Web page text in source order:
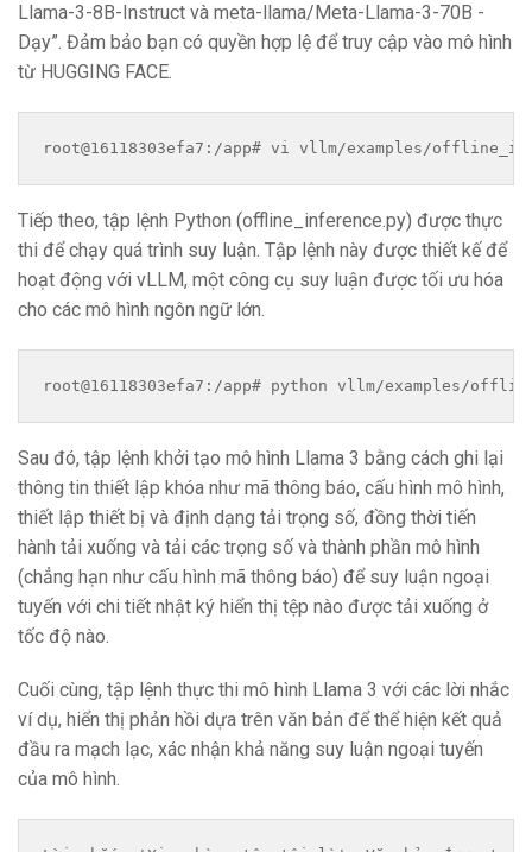
Llama-3-8B-Instruct và meta-llama/Meta-Llama-3-70B -
Dạy”. Đảm bảo bạn có quyền hợp lệ để truy cập vào mô hình
từ HUGGING FACE.
root@16118303efa7:/app# vi vllm/examples/
Tiếp theo, tập lệnh Python (offline_inference.py) được thực
thi để chạy quá trình suy luận. Tập lệnh này được thiết kế để
hoạt động với vLLM, một công cụ suy luận được tối ưu hóa
cho các mô hình ngôn ngữ lớn.
root@16118303efa7:/app# python vllm/examples/
Sau đó, tập lệnh khởi tạo mô hình Llama 3 bằng cách ghi lại
thông tin thiết lập khóa như mã thông báo, cấu hình mô hình,
thiết lập thiết bị và định dạng tải trọng số, đồng thời tiến
hành tải xuống và tải các trọng số và thành phần mô hình
(chẳng hạn như cấu hình mã thông báo) để suy luận ngoại
tuyến với chi tiết nhật ký hiển thị tệp nào được tải xuống ở
tốc độ nào.
Cuối cùng, tập lệnh thực thi mô hình Llama 3 với các lời nhắc
ví dụ, hiển thị phản hồi dựa trên văn bản để thể hiện kết quả
đầu ra mạch lạc, xác nhận khả năng suy luận ngoại tuyến
của mô hình.